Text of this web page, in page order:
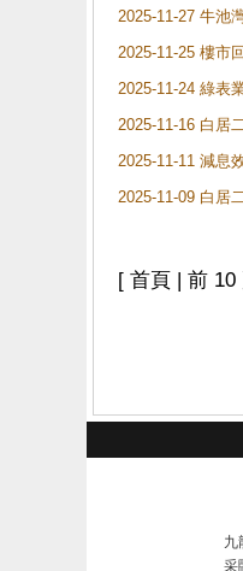
2025-11-27 牛池
2025-11-25 樓市
2025-11-24 綠表
2025-11-16 白居
2025-11-11 減息
2025-11-09 白居
[ 首頁 | 前 10
九
采